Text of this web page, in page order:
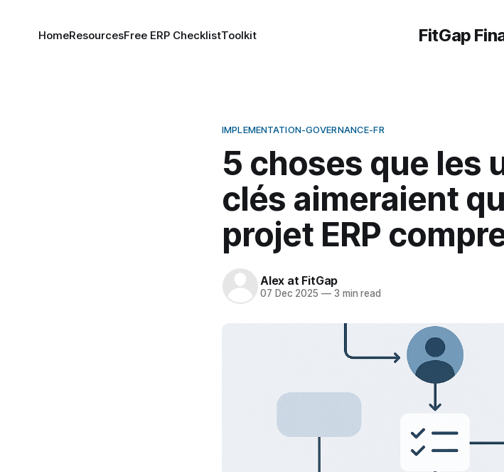
FitGap
HomeResourcesFree ERP ChecklistToolkit
IMPLEMENTATION-GOVERNANCE-FR
5 choses que les
clés aimeraient
projet ERP
Alex at FitGap
07 Dec 2025 —3 min read